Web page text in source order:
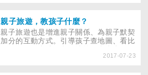
親子旅遊，教孩子什麼？
親子旅遊也是增進親子關係、為親子默契
加分的互動方式。引導孩子查地圖、看比
識一一在現實生活兌現，孩子臉上展開的
2017-07-23